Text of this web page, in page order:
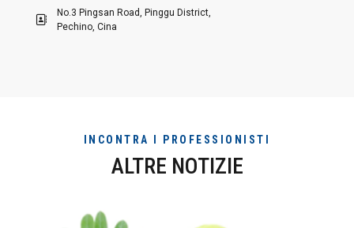
No.3 Pingsan Road, Pinggu District,
Pechino, Cina
INCONTRA I PROFESSIONISTI
ALTRE NOTIZIE